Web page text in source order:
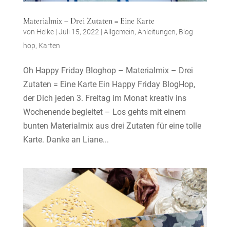
Materialmix – Drei Zutaten = Eine Karte
von Helke| Juli 15, 2022 | Allgemein, Anleitungen, Blog
hop, Karten
Oh Happy Friday Bloghop – Materialmix – Drei
Zutaten = Eine Karte Ein Happy Friday BlogHop,
der Dich jeden 3. Freitag im Monat kreativ ins
Wochenende begleitet – Los gehts mit einem
bunten Materialmix aus drei Zutaten für eine tolle
Karte. Danke an Liane...